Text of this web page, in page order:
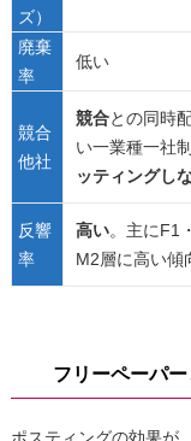
ズ）
廃棄
率
低い
競合
他社
競合との同時
い一業種一社
ッティングし
反響
率
高い。主にF1
M2層に高い傾
フリーペーパ